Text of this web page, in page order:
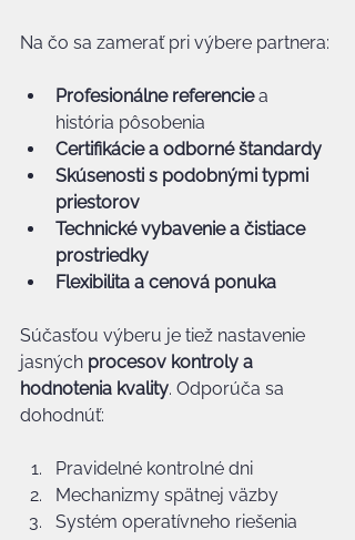
Na čo sa zamerať pri výbere partnera:
Profesionálne referencie a
história pôsobenia
Certifikácie a odborné štandardy
Skúsenosti s podobnými typmi
priestorov
Technické vybavenie a čistiace
prostriedky
Flexibilita a cenová ponuka
Súčasťou výberu je tiež nastavenie
jasných procesov kontroly a
hodnotenia kvality. Odporúča sa
dohodnúť:
Pravidelné kontrolné dni
Mechanizmy spätnej väzby
Systém operatívneho riešenia